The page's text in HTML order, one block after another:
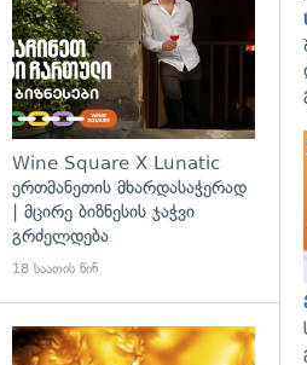
Wine Square X Lunatic
ერთმანეთის მხარდასაჭერად
| მცირე ბიზნესის ჯაჭვი
გრძელდება
18 საათის წინ